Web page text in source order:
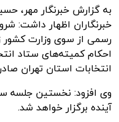
به گزارش خبرنگار مهر،
خبرنگاران اظهار داشت:
رسمی از سوی وزارت کشور
احکام کمیته‌های ستاد
انتخابات استان تهران
وی افزود: نخستین جلسه
آینده برگزار خواهد شد.